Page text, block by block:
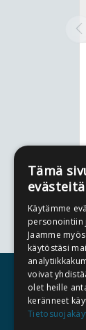
Tämä
evästeitä
Käytämme
personointiin
Jaamme
käytöstäsi
voivat
olet heille
keränneet